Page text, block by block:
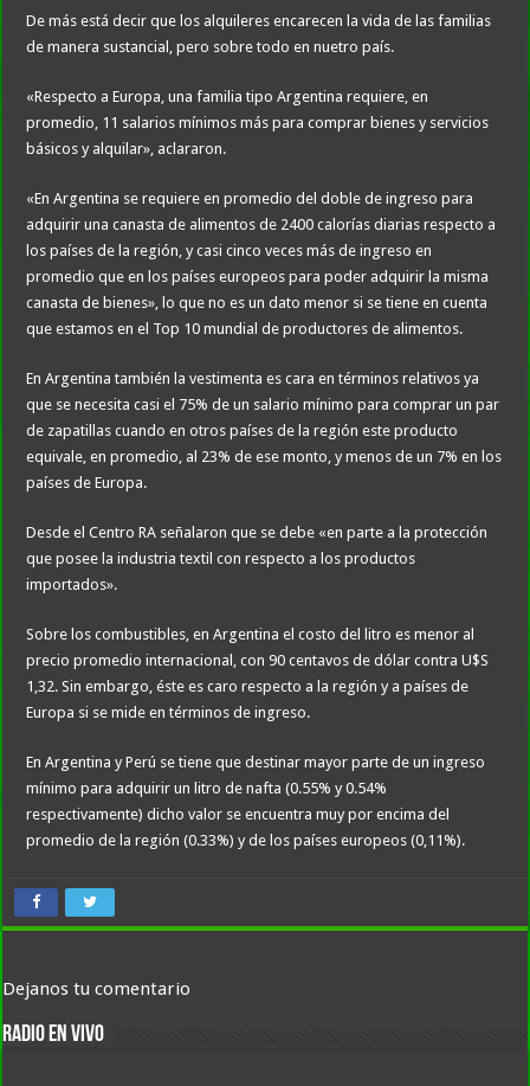
De más está decir que los alquileres encarecen la vida de las familias
de manera sustancial, pero sobre todo en nuetro país.
«Respecto a Europa, una familia tipo Argentina requiere, en
promedio, 11 salarios mínimos más para comprar bienes y servicios
básicos y alquilar», aclararon.
«En Argentina se requiere en promedio del doble de ingreso para
adquirir una canasta de alimentos de 2400 calorías diarias respecto a
los países de la región, y casi cinco veces más de ingreso en
promedio que en los países europeos para poder adquirir la misma
canasta de bienes», lo que no es un dato menor si se tiene en cuenta
que estamos en el Top 10 mundial de productores de alimentos.
En Argentina también la vestimenta es cara en términos relativos ya
que se necesita casi el 75% de un salario mínimo para comprar un par
de zapatillas cuando en otros países de la región este producto
equivale, en promedio, al 23% de ese monto, y menos de un 7% en los
países de Europa.
Desde el Centro RA señalaron que se debe «en parte a la protección
que posee la industria textil con respecto a los productos
importados».
Sobre los combustibles, en Argentina el costo del litro es menor al
precio promedio internacional, con 90 centavos de dólar contra U$S
1,32. Sin embargo, éste es caro respecto a la región y a países de
Europa si se mide en términos de ingreso.
En Argentina y Perú se tiene que destinar mayor parte de un ingreso
mínimo para adquirir un litro de nafta (0.55% y 0.54%
respectivamente) dicho valor se encuentra muy por encima del
promedio de la región (0.33%) y de los países europeos (0,11%).
Dejanos tu comentario
RADIO EN VIVO